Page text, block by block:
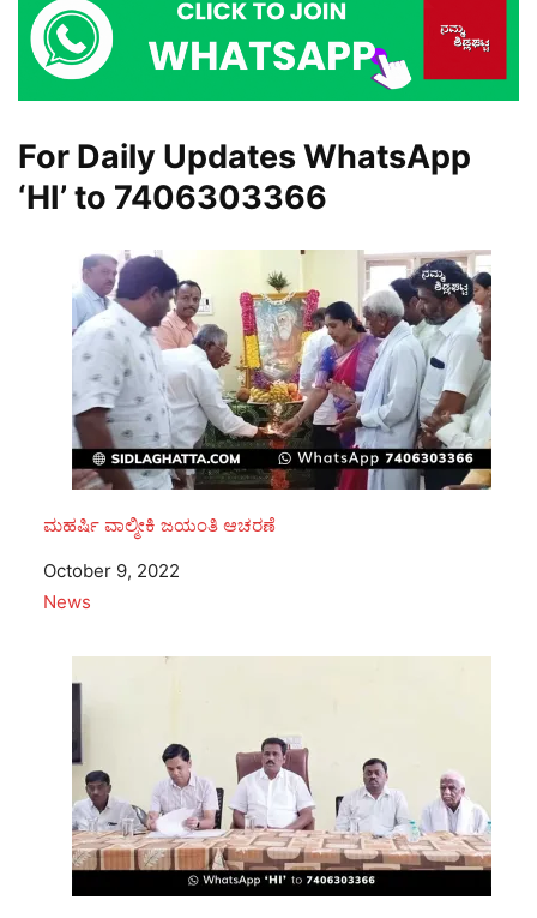
For Daily Updates WhatsApp
‘HI’ to 7406303366
ಮಹರ್ಷಿ ವಾಲ್ಮೀಕಿ ಜಯಂತಿ ಆಚರಣೆ
Date
October 9, 2022
In relation to
News